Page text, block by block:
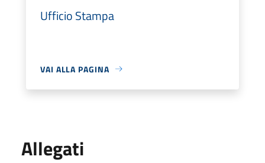
Ufficio Stampa
VAI ALLA PAGINA
Allegati